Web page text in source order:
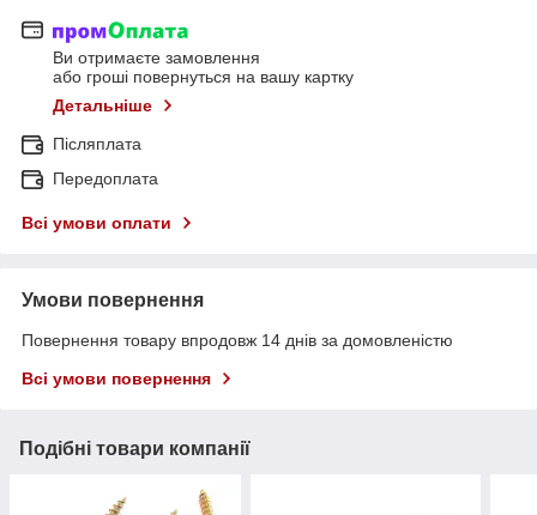
Ви отримаєте замовлення
або гроші повернуться на вашу картку
Детальніше
Післяплата
Передоплата
Всі умови оплати
Умови повернення
Повернення товару впродовж 14 днів за домовленістю
Всі умови повернення
Подібні товари компанії